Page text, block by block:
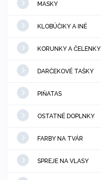
MASKY
KLOBÚČIKY A INÉ
KORUNKY A ČELENKY
DARČEKOVÉ TAŠKY
PIŇATAS
OSTATNÉ DOPLNKY
FARBY NA TVÁR
SPREJE NA VLASY